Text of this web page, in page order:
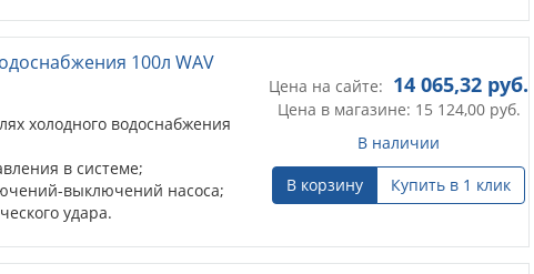
100л WAV
холодного водоснабжения
в системе;
выключений насоса;
удара.
Цена на сайте: 14 065,32 руб.
Цена в магазине: 15 124,00руб.
В наличии
В корзину
Купить в 1 клик